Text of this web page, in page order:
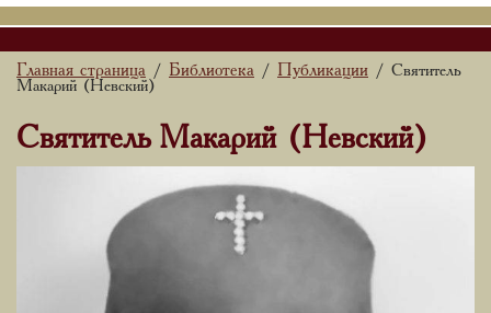
Главная страница / Библиотека / Публикации / Святитель
Макарий (Невский)
Святитель Макарий (Невский)